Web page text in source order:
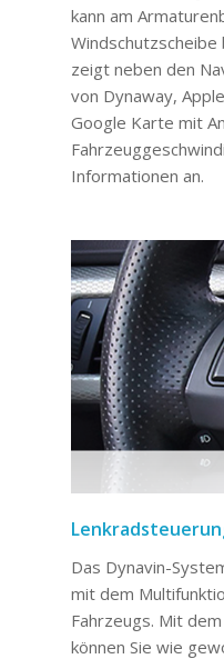
kann am
zeigt neben den
von Dynaway,
Google Karte mit
Informationen an.
Das Dynavin-
mit dem
Fahrzeugs. Mit
können Sie wie